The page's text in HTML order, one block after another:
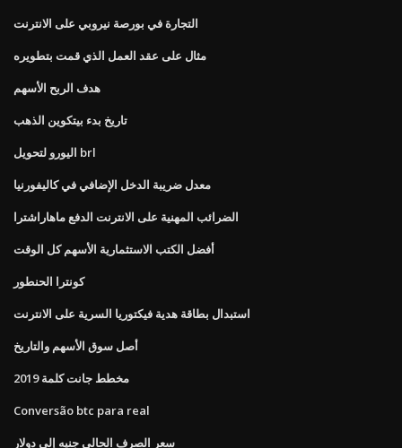
التجارة في بورصة نيروبي على الانترنت
مثال على عقد العمل الذي قمت بتطويره
هدف الربح الأسهم
تاريخ بدء بيتكوين الذهب
اليورو لتحويل brl
معدل ضريبة الدخل الإضافي في كاليفورنيا
الضرائب المهنية على الانترنت الدفع ماهاراشترا
أفضل الكتب الاستثمارية الأسهم كل الوقت
كونترا الحنطور
استبدال بطاقة هدية فيكتوريا السرية على الانترنت
أصل سوق الأسهم والتاريخ
مخطط جانت كلمة 2019
Conversão btc para real
سعر الصرف الحالي جنيه إلى دولار